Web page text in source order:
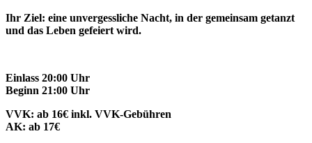
Ihr Ziel: eine unvergessliche Nacht, in der gemeinsam getanzt
und das Leben gefeiert wird.
Einlass 20:00 Uhr
Beginn 21:00 Uhr
VVK: ab 16€ inkl. VVK-Gebühren
AK: ab 17€